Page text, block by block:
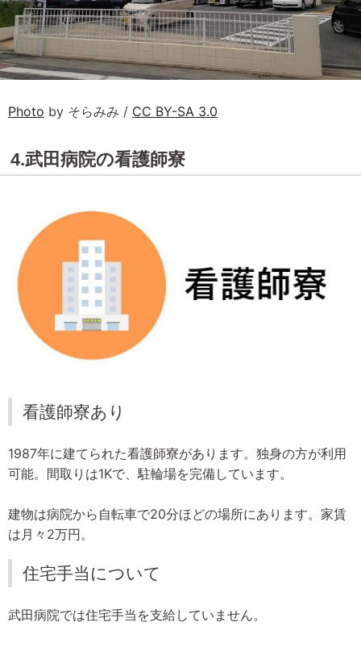
Photo by そらみみ / CC BY-SA 3.0
4.武田病院の看護師寮
看護師寮あり
1987年に建てられた看護師寮があります。独身の方が利用
可能。間取りは1Kで、駐輪場を完備しています。
建物は病院から自転車で20分ほどの場所にあります。家賃
は月々2万円。
住宅手当について
武田病院では住宅手当を支給していません。